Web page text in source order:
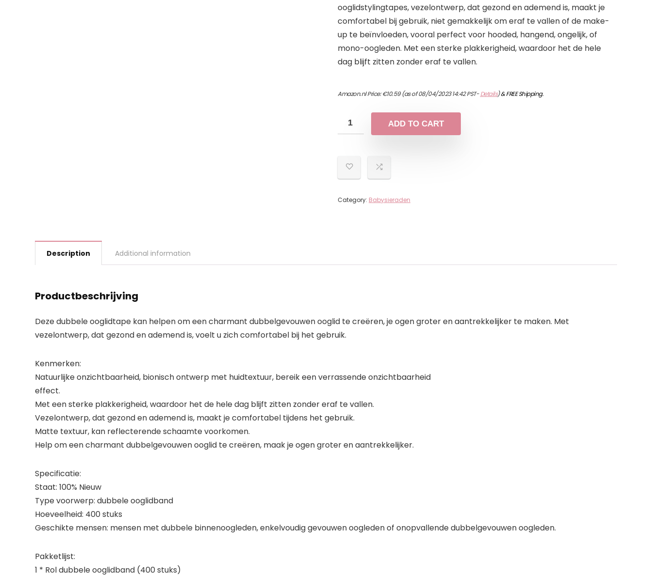
ooglidstylingtapes, vezelontwerp, dat gezond en ademend is, maakt je
comfortabel bij gebruik, niet gemakkelijk om eraf te vallen of de make-
up te beïnvloeden, vooral perfect voor hooded, hangend, ongelijk, of
mono-oogleden. Met een sterke plakkerigheid, waardoor het de hele
dag blijft zitten zonder eraf te vallen.
Amazon.nl Price:€10.59(as of 08/04/2023 14:42 PST-Details)&FREE Shipping.
ADD TO CART
Category: Babysieraden
Description Additional information
Productbeschrijving
Deze dubbele ooglidtape kan helpen om een ​​charmant dubbelgevouwen ooglid te creëren, je ogen groter en aantrekkelijker te maken. Met
vezelontwerp, dat gezond en ademend is, voelt u zich comfortabel bij het gebruik.
Kenmerken:
Natuurlijke onzichtbaarheid, bionisch ontwerp met huidtextuur, bereik een verrassende onzichtbaarheid
effect.
Met een sterke plakkerigheid, waardoor het de hele dag blijft zitten zonder eraf te vallen.
Vezelontwerp, dat gezond en ademend is, maakt je comfortabel tijdens het gebruik.
Matte textuur, kan reflecterende schaamte voorkomen.
Help om een ​​charmant dubbelgevouwen ooglid te creëren, maak je ogen groter en aantrekkelijker.
Specificatie:
Staat: 100% Nieuw
Type voorwerp: dubbele ooglidband
Hoeveelheid: 400 stuks
Geschikte mensen: mensen met dubbele binnenoogleden, enkelvoudig gevouwen oogleden of onopvallende dubbelgevouwen oogleden.
Pakketlijst:
1 * Rol dubbele ooglidband (400 stuks)